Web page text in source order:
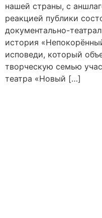
нашей страны, с
реакцией публики
документально-
история
исповеди, который
творческую семью
театра «Новый […]